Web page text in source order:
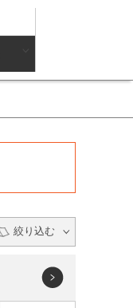
絞り込む